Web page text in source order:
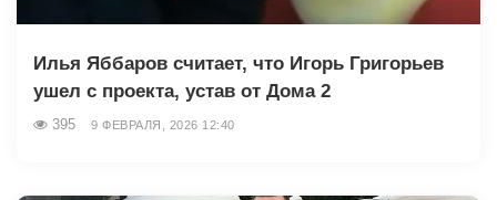
Илья Яббаров считает, что Игорь Григорьев
ушел с проекта, устав от Дома 2
395 9 ФЕВРАЛЯ, 2026 12:40